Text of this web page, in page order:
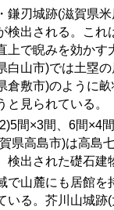
鎌刃城跡(滋賀県米
検出される。これ
上で睨みを効かす
白山市)では土塁
倉敷市)のように
と見られている。
5間×3間、 6間×4
県高島市)は高島
検出された礎石建
で山麓にも居館を
いる。芥川山城